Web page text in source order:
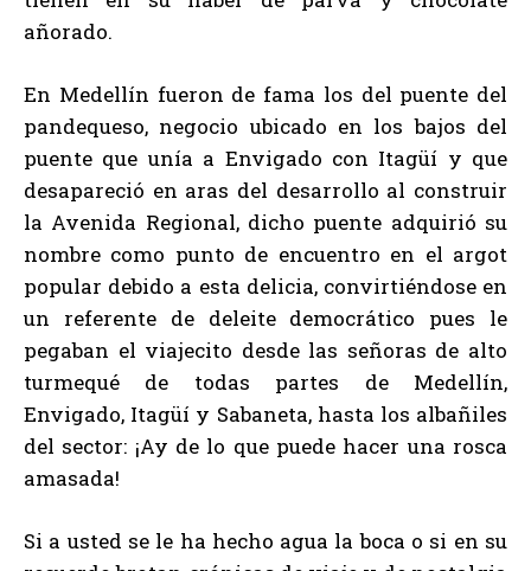
añorado.
En Medellín fueron de fama los del puente del
pandequeso, negocio ubicado en los bajos del
puente que unía a Envigado con Itagüí y que
desapareció en aras del desarrollo al construir
la Avenida Regional, dicho puente adquirió su
nombre como punto de encuentro en el argot
popular debido a esta delicia, convirtiéndose en
un referente de deleite democrático pues le
pegaban el viajecito desde las señoras de alto
turmequé de todas partes de Medellín,
Envigado, Itagüí y Sabaneta, hasta los albañiles
del sector: ¡Ay de lo que puede hacer una rosca
amasada!
Si a usted se le ha hecho agua la boca o si en su